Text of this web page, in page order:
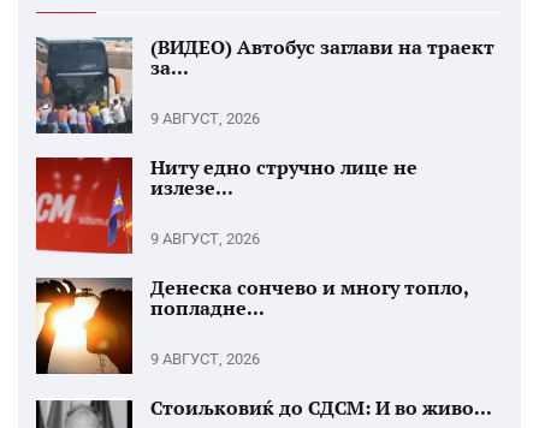
(ВИДЕО) Автобус заглави на траект
за...
9 АВГУСТ, 2026
Ниту едно стручно лице не
излезе...
9 АВГУСТ, 2026
Денеска сончево и многу топло,
попладне...
9 АВГУСТ, 2026
Стоиљковиќ до СДСМ: И во живо...